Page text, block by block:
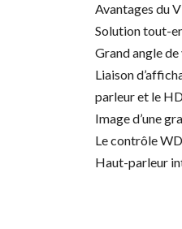
Avantages du
Solution tout-
Grand angle de
Liaison
parleur et le
Image d’une
Le contrôle
Haut-parleur